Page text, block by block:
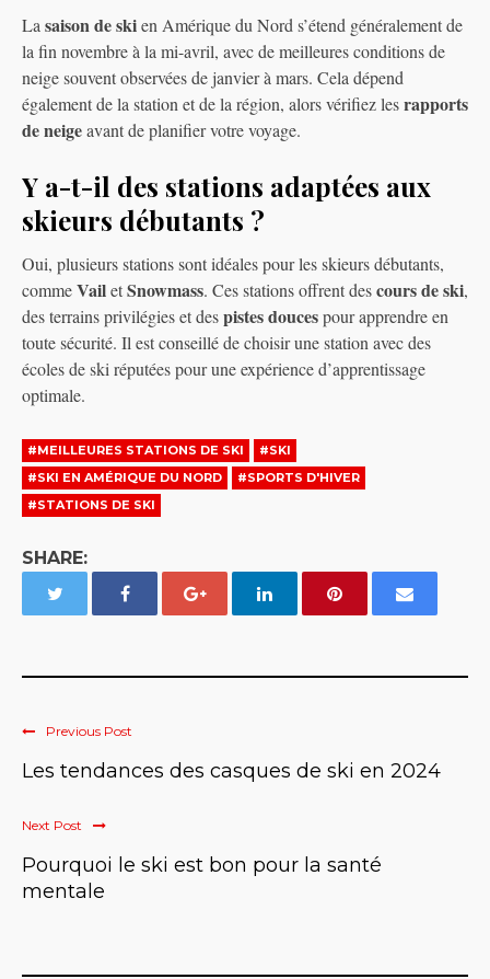
La saison de skien Amérique du Nord s’étend généralement de
la fin novembre à la mi-avril, avec de meilleures conditions de
neige souvent observées de janvier à mars. Cela dépend
également de la station et de la région, alors vérifiez lesrapports
de neigeavant de planifier votre voyage.
Y a-t-il des stations adaptées aux
skieurs débutants ?
Oui, plusieurs stations sont idéales pour les skieurs débutants,
commeVailetSnowmass. Ces stations offrent descours de ski,
des terrains privilégies et despistes doucespour apprendre en
toute sécurité. Il est conseillé de choisir une station avec des
écoles de ski réputées pour une expérience d’apprentissage
optimale.
#MEILLEURES STATIONS DE SKI
#SKI
#SKI EN AMÉRIQUE DU NORD
#SPORTS D'HIVER
#STATIONS DE SKI
SHARE:
Previous Post
Les tendances des casques de ski en 2024
Next Post
Pourquoi le ski est bon pour la santé
mentale